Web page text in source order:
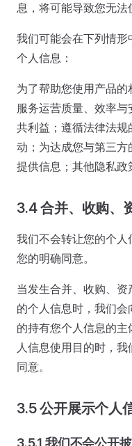
息，将可能导致您无法
我们可能会在下列情
个人信息：
为了帮助您使用产品
服务运营质量、效率
共利益；遵循法律法
动；为达成您与第三
提供信息；其他隐私政
3.4 合并、收购、
我们不会转让您的个
您的明确同意。
当发生合并、收购、
的个人信息时，我们
的持有您个人信息的
人信息使用目的时，
同意。
3.5 公开展示个人
3.5.1 我们不会公开